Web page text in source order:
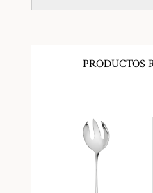
PRODUCTOS